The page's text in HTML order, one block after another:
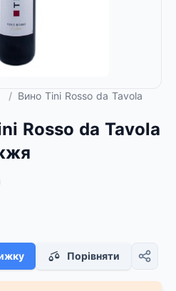
/ Вино Tini Rosso da Tavola
Rosso da Tavola
Порівняти